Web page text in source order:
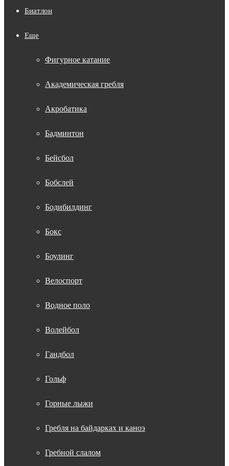
Биатлон
Еще
Фигурное катание
Академическая гребля
Акробатика
Бадминтон
Бейсбол
Бобслей
Бодибилдинг
Бокс
Боулинг
Велоспорт
Водное поло
Волейбол
Гандбол
Гольф
Горные лыжи
Гребля на байдарках и каноэ
Гребной слалом